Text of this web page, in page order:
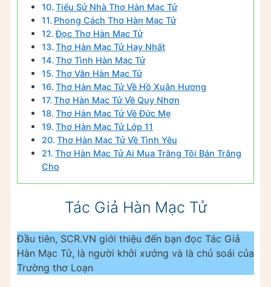
Tiểu Sử Nhà Thơ Hàn Mạc Tử
Phong Cách Thơ Hàn Mạc Tử
Đọc Thơ Hàn Mạc Tử
Thơ Hàn Mạc Tử Hay Nhất
Thơ Tình Hàn Mạc Tử
Thơ Văn Hàn Mạc Tử
Thơ Hàn Mạc Tử Về Hồ Xuân Hương
Thơ Hàn Mạc Tử Về Quy Nhơn
Thơ Hàn Mạc Tử Về Đức Mẹ
Thơ Hàn Mạc Tử Lớp 11
Thơ Hàn Mạc Tử Về Tình Yêu
Thơ Hàn Mạc Tử Ai Mua Trăng Tôi Bán Trăng
Cho
Tác Giả Hàn Mạc Tử
Đầu tiên, SCR.VN giới thiệu đến bạn đọc Tác Giả
Hàn Mạc Tử, là người khởi xướng và là chủ soái của
Trường thơ Loạn